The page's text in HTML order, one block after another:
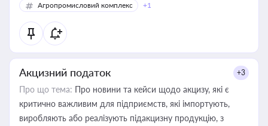
Агропромисловий комплекс
+1
Акцизний податок +3
Про що тема: Про новини та кейси щодо акцизу, які є
критично важливим для підприємств, які імпортують,
виробляють або реалізують підакцизну продукцію, з